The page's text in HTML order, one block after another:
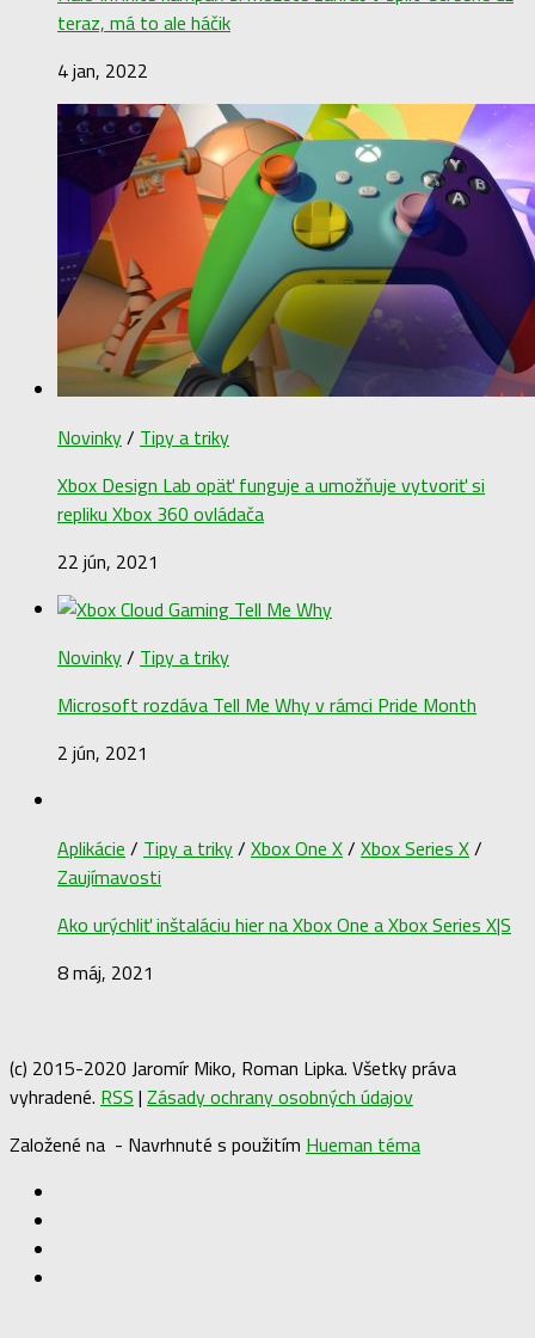
teraz, má to ale háčik
4 jan, 2022
Novinky/ Tipy a triky
Xbox Design Lab opäť funguje a umožňuje vytvoriť si
repliku Xbox 360 ovládača
22 jún, 2021
Novinky/ Tipy a triky
Microsoft rozdáva Tell Me Why v rámci Pride Month
2 jún, 2021
Aplikácie / Tipy a triky/ Xbox One X/ Xbox Series X/
Zaujímavosti
Ako urýchliť inštaláciu hier na Xbox One a Xbox Series X|S
8 máj, 2021
(c) 2015-2020 Jaromír Miko, Roman Lipka. Všetky práva
vyhradené. RSS | Zásady ochrany osobných údajov
Založené na - Navrhnuté s použitím Hueman téma